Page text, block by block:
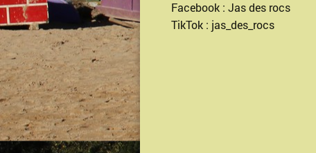
Facebook : Jas des rocs
TikTok : jas_des_rocs